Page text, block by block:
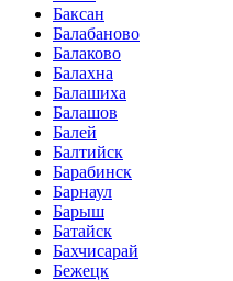
Баксан
Балабаново
Балаково
Балахна
Балашиха
Балашов
Балей
Балтийск
Барабинск
Барнаул
Барыш
Батайск
Бахчисарай
Бежецк